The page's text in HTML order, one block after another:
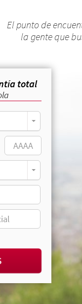
El punto de
la gente que
total